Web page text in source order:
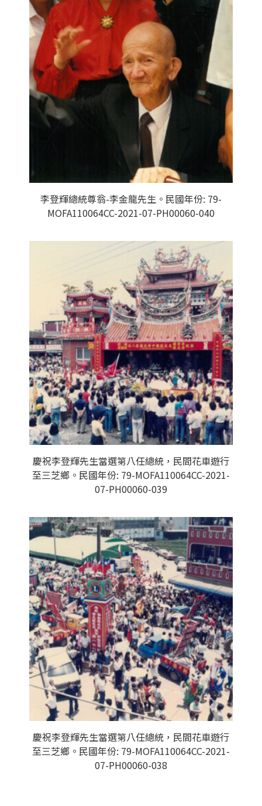
李登輝總統尊翁-李金龍先生。民國年份: 79-
MOFA110064CC-2021-07-PH00060-040
慶祝李登輝先生當選第八任總統，民間花車遊行
至三芝鄉。民國年份: 79-MOFA110064CC-2021-
07-PH00060-039
慶祝李登輝先生當選第八任總統，民間花車遊行
至三芝鄉。民國年份: 79-MOFA110064CC-2021-
07-PH00060-038